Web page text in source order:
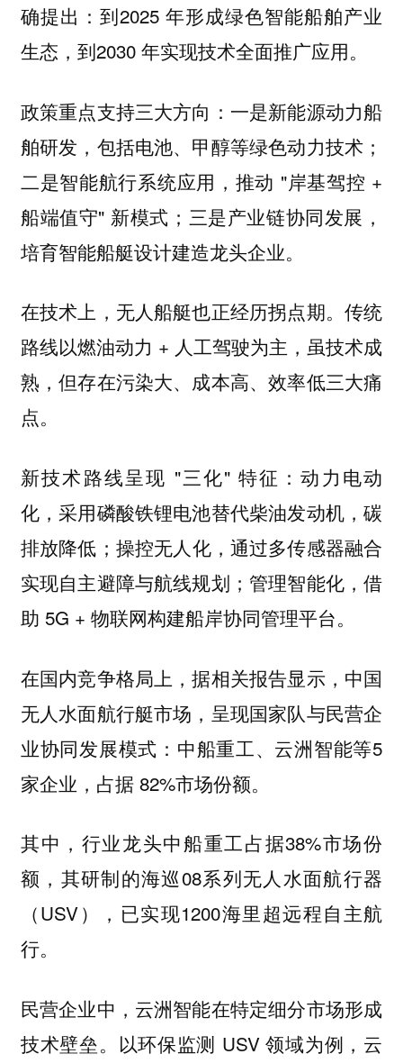
确提出：到2025 年形成绿色智能船舶产业
生态，到2030 年实现技术全面推广应用。
政策重点支持三大方向：一是新能源动力船
舶研发，包括电池、甲醇等绿色动力技术；
二是智能航行系统应用，推动 "岸基驾控 +
船端值守" 新模式；三是产业链协同发展，
培育智能船艇设计建造龙头企业。
在技术上，无人船艇也正经历拐点期。传统
路线以燃油动力 + 人工驾驶为主，虽技术成
熟，但存在污染大、成本高、效率低三大痛
点。
新技术路线呈现 "三化" 特征：动力电动
化，采用磷酸铁锂电池替代柴油发动机，碳
排放降低；操控无人化，通过多传感器融合
实现自主避障与航线规划；管理智能化，借
助 5G + 物联网构建船岸协同管理平台。
在国内竞争格局上，据相关报告显示，中国
无人水面航行艇市场，呈现国家队与民营企
业协同发展模式：中船重工、云洲智能等5
家企业，占据 82%市场份额。
其中，行业龙头中船重工占据38%市场份
额，其研制的海巡08系列无人水面航行器
（USV），已实现1200海里超远程自主航
行。
民营企业中，云洲智能在特定细分市场形成
技术壁垒。以环保监测 USV 领域为例，云